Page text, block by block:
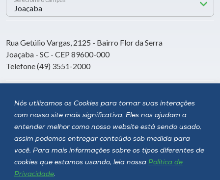
Nós utilizamos os Cookies para tornar suas interações
com nosso site mais significativa. Eles nos ajudam a
entender melhor como nosso website está sendo usado,
assim podemos entregar conteúdo sob medida para
você. Para mais informações sobre os tipos diferentes de
cookies que estamos usando, leia nossa Política de
Privacidade.
Rua Getúlio Vargas, 2125 - Bairro Flor da Serra
Joaçaba - SC - CEP 89600-000
Telefone (49) 3551-2000
Siga a Unoesc